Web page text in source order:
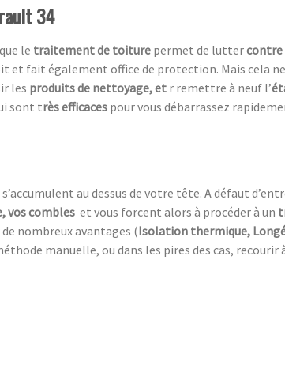
34
le traitement de toiture permet de lutter
et fait également office de protection. Mais cela
les produits de nettoyage, et r remettre à neuf l’
sont très efficaces pour vous débarrassez
au dessus de votre tête. A défaut
vos combles et vous forcent alors à procéder à un
nombreux avantages (Isolation thermique,
manuelle, ou dans les pires des cas, recourir